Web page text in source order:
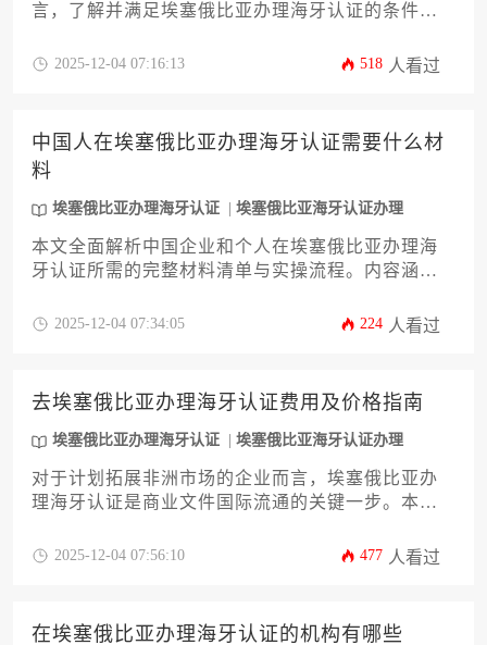
言，了解并满足埃塞俄比亚办理海牙认证的条件至
件类型、认证流程及核心注意事项，旨在为企业主
2025-12-04 07:16:13 518 人看过
中国人在埃塞俄比亚办理海牙认证需要什么材
料
埃塞俄比亚办理海牙认证 埃塞俄比亚海牙认证办理
本文全面解析中国企业和个人在埃塞俄比亚办理海
牙认证所需的完整材料清单与实操流程。内容涵盖
求，详解埃塞俄比亚外交部认证与海牙认证的双重
式指导，助力高效完成埃塞俄比亚办理海牙认证流
程。
2025-12-04 07:34:05 224 人看过
去埃塞俄比亚办理海牙认证费用及价格指南
埃塞俄比亚办理海牙认证 埃塞俄比亚海牙认证办理
对于计划拓展非洲市场的企业而言，埃塞俄比亚办
理海牙认证是商业文件国际流通的关键一步。本文
精准预估从文件类型、认证机构到加急服务等全流
2025-12-04 07:56:10 477 人看过
在埃塞俄比亚办理海牙认证的机构有哪些